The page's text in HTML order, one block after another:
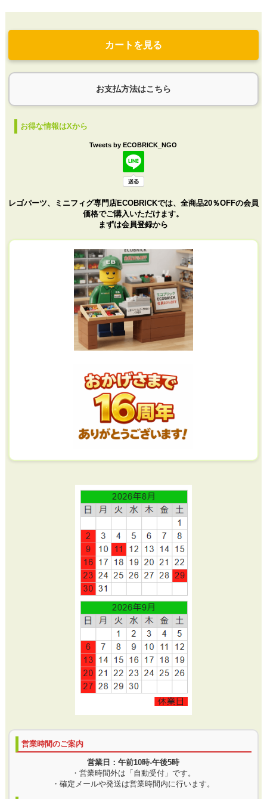
カートを見る
お支払方法はこちら
お得な情報はXから
Tweets by ECOBRICK_NGO
レゴパーツ、ミニフィグ専門店ECOBRICKでは、全商品20％OFFの会員
価格でご購入いただけます。
まずは会員登録から
営業時間のご案内
営業日：午前10時-午後5時
・営業時間外は「自動受付」です。
・確定メールや発送は営業時間内に行います。